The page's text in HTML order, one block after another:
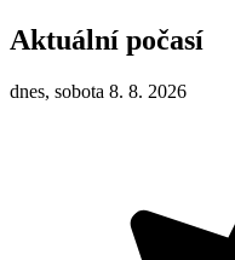
Aktuální počasí
dnes, sobota 8. 8. 2026